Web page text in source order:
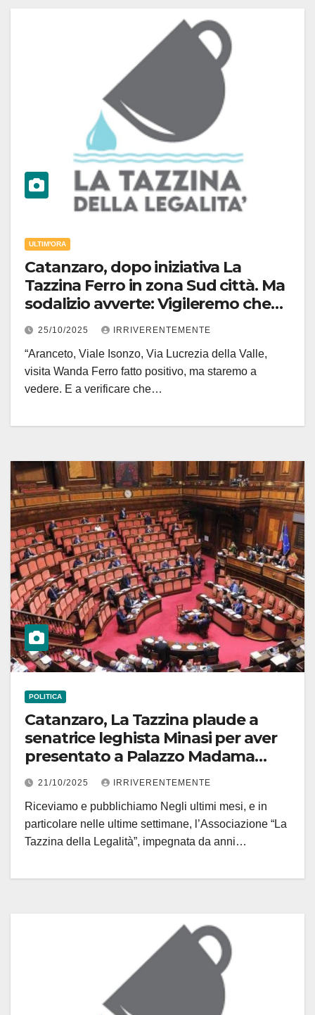
ULTIM'ORA
Catanzaro, dopo iniziativa La
Tazzina Ferro in zona Sud città. Ma
sodalizio avverte: Vigileremo che
non sia solita inutile passerella!
25/10/2025 IRRIVERENTEMENTE
“Aranceto, Viale Isonzo, Via Lucrezia della Valle,
visita Wanda Ferro fatto positivo, ma staremo a
vedere. E a verificare che…
POLITICA
Catanzaro, La Tazzina plaude a
senatrice leghista Minasi per aver
presentato a Palazzo Madama
“sua” interrogazione su quartieri
Sud capoluogo
21/10/2025 IRRIVERENTEMENTE
Riceviamo e pubblichiamo Negli ultimi mesi, e in
particolare nelle ultime settimane, l’Associazione “La
Tazzina della Legalità”, impegnata da anni…